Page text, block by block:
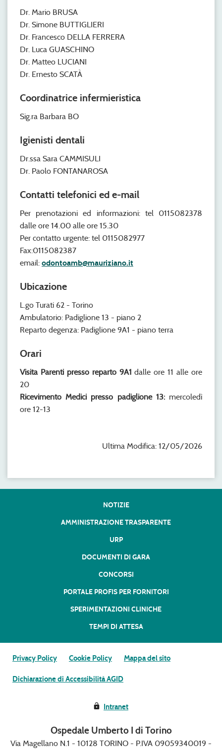
Dr. Mario BRUSA
Dr. Simone BUTTIGLIERI
Dr. Francesco DELLA FERRERA
Dr. Luca GUASCHINO
Dr. Matteo LUCIANI
Dr. Ernesto SCATÀ
Coordinatrice infermieristica
Sig.ra Barbara BO
Igienisti dentali
Dr.ssa Sara CAMMISULI
Dr. Paolo FONTANAROSA
Contatti telefonici ed e-mail
Per prenotazioni ed informazioni: tel 0115082378
dalle ore 14.00 alle ore 15.30
Per contatto urgente: tel 0115082977
Fax:0115082387
email: odontoamb@mauriziano.it
Ubicazione
L.go Turati 62 - Torino
Ambulatorio: Padiglione 13 - piano 2
Reparto degenza: Padiglione 9A1 - piano terra
Orari
Visita Parenti presso reparto 9A1dalle ore 11 alle ore
20
Ricevimento Medici presso padiglione 13:mercoledì
ore 12-13
Ultima Modifica: 12/05/2026
NOTIZIE
AMMINISTRAZIONE TRASPARENTE
URP
DOCUMENTI DI GARA
CONCORSI
PORTALE PROFIS PER FORNITORI
SPERIMENTAZIONI CLINICHE
TEMPI DI ATTESA
Privacy Policy Cookie Policy Mappa del sito
Dichiarazione di Accessibilità AGID
Intranet
Ospedale Umberto I di Torino
Via Magellano N.1 - 10128 TORINO - P.IVA 09059340019 -